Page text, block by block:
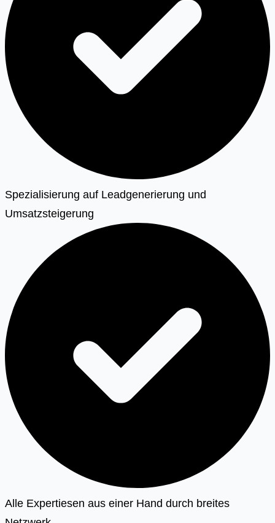
Spezialisierung auf Leadgenerierung und
Umsatzsteigerung
Alle Expertiesen aus einer Hand durch breites